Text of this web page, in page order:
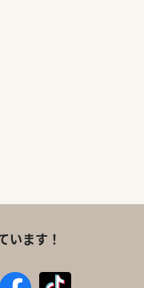
います！